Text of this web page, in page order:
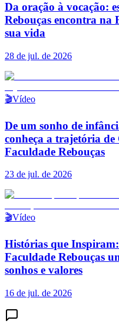
Da oração à vocação:
Rebouças encontra
sua vida
28 de jul. de 2026
🎬Vídeo
De um sonho de
conheça a trajetória
Faculdade Rebouças
23 de jul. de 2026
🎬Vídeo
Histórias que
Faculdade Rebouças
sonhos e valores
16 de jul. de 2026